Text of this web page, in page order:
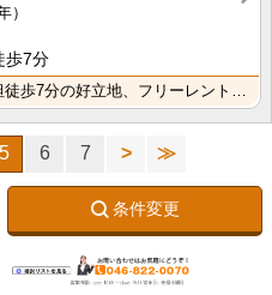
）
歩7分
5 6 7 > ≫
条件変更